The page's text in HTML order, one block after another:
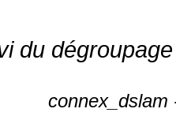
du
connex_dslam